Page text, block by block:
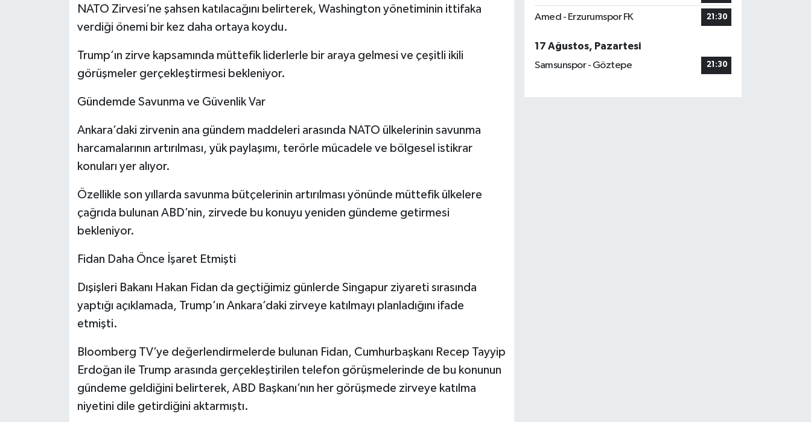
NATO Zirvesi’ne şahsen katılacağını belirterek, Washington yönetiminin ittifaka
verdiği önemi bir kez daha ortaya koydu.
Trump’ın zirve kapsamında müttefik liderlerle bir araya gelmesi ve çeşitli ikili
görüşmeler gerçekleştirmesi bekleniyor.
Gündemde Savunma ve Güvenlik Var
Ankara’daki zirvenin ana gündem maddeleri arasında NATO ülkelerinin savunma
harcamalarının artırılması, yük paylaşımı, terörle mücadele ve bölgesel istikrar
konuları yer alıyor.
Özellikle son yıllarda savunma bütçelerinin artırılması yönünde müttefik ülkelere
çağrıda bulunan ABD’nin, zirvede bu konuyu yeniden gündeme getirmesi
bekleniyor.
Fidan Daha Önce İşaret Etmişti
Dışişleri Bakanı Hakan Fidan da geçtiğimiz günlerde Singapur ziyareti sırasında
yaptığı açıklamada, Trump’ın Ankara’daki zirveye katılmayı planladığını ifade
etmişti.
Bloomberg TV’ye değerlendirmelerde bulunan Fidan, Cumhurbaşkanı Recep Tayyip
Erdoğan ile Trump arasında gerçekleştirilen telefon görüşmelerinde de bu konunun
gündeme geldiğini belirterek, ABD Başkanı’nın her görüşmede zirveye katılma
niyetini dile getirdiğini aktarmıştı.
Amed - Erzurumspor FK 21:30
17 Ağustos, Pazartesi
Samsunspor - Göztepe
21:30